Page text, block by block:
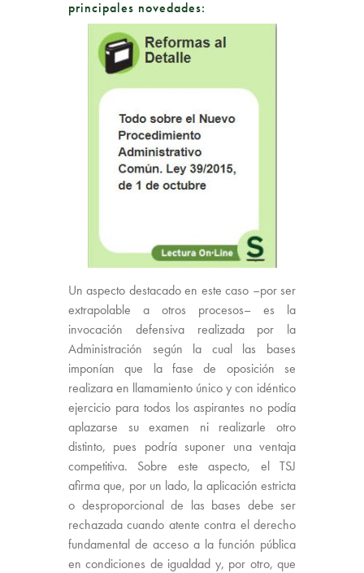
principales novedades:
Un aspecto destacado en este caso –por ser
extrapolable a otros procesos– es la
invocación defensiva realizada por la
Administración según la cual las bases
imponían que la fase de oposición se
realizara en llamamiento único y con idéntico
ejercicio para todos los aspirantes no podía
aplazarse su examen ni realizarle otro
distinto, pues podría suponer una ventaja
competitiva. Sobre este aspecto, el TSJ
afirma que, por un lado, la aplicación estricta
o desproporcional de las bases debe ser
rechazada cuando atente contra el derecho
fundamental de acceso a la función pública
en condiciones de igualdad y, por otro, que